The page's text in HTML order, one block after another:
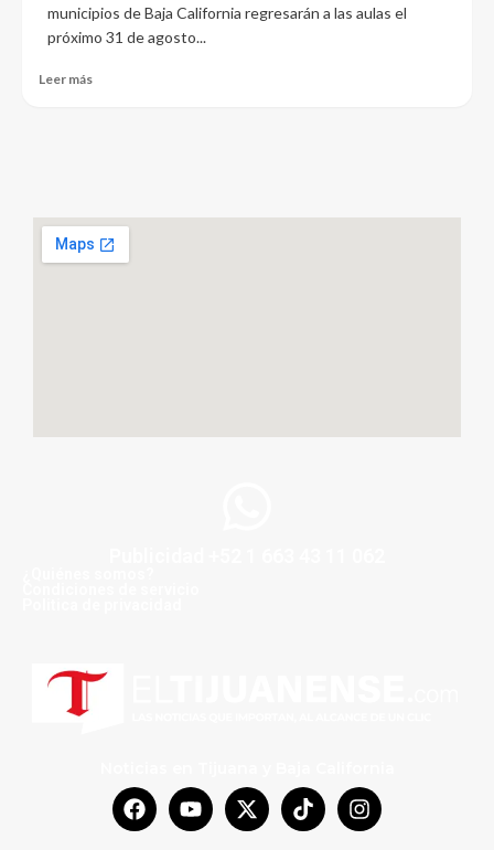
municipios de Baja California regresarán a las aulas el
próximo 31 de agosto...
Leer más